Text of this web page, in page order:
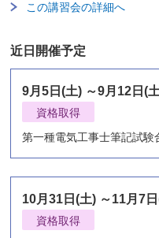
この講習会の詳細へ
近日開催予定
9月5日(土) ～9月12日(
資格取得
第一種電気工事士筆記試験
10月31日(土) ～11月7
資格取得